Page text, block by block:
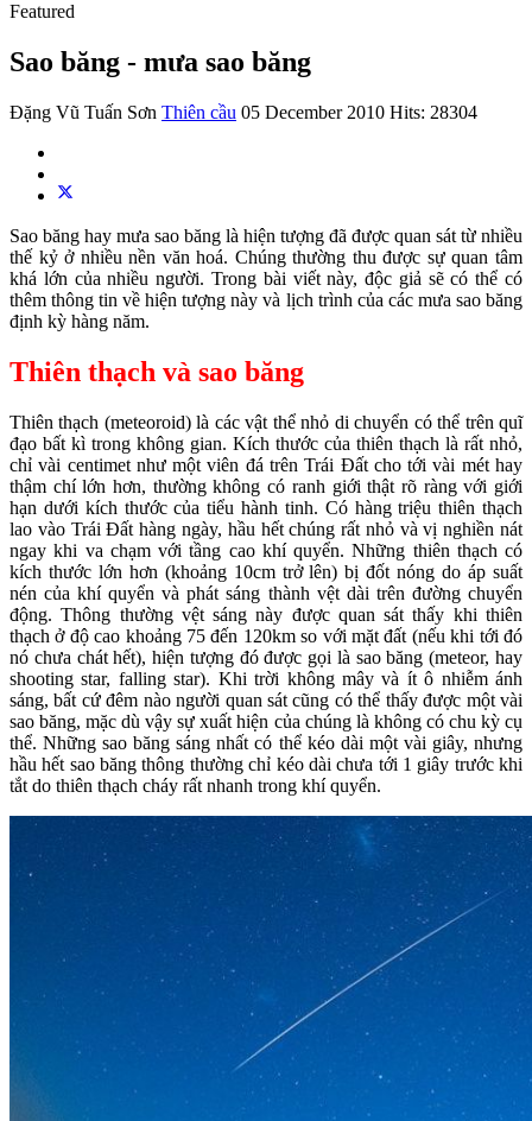
Featured
Sao băng - mưa sao băng
Đặng Vũ Tuấn Sơn Thiên cầu 05 December 2010 Hits: 28304
Sao băng hay mưa sao băng là hiện tượng đã được quan sát từ nhiều
thế kỷ ở nhiều nền văn hoá. Chúng thường thu được sự quan tâm
khá lớn của nhiều người. Trong bài viết này, độc giả sẽ có thể có
thêm thông tin về hiện tượng này và lịch trình của các mưa sao băng
định kỳ hàng năm.
Thiên thạch và sao băng
Thiên thạch (meteoroid) là các vật thể nhỏ di chuyển có thể trên quĩ
đạo bất kì trong không gian. Kích thước của thiên thạch là rất nhỏ,
chỉ vài centimet như một viên đá trên Trái Đất cho tới vài mét hay
thậm chí lớn hơn, thường không có ranh giới thật rõ ràng với giới
hạn dưới kích thước của tiểu hành tinh. Có hàng triệu thiên thạch
lao vào Trái Đất hàng ngày, hầu hết chúng rất nhỏ và vị nghiền nát
ngay khi va chạm với tầng cao khí quyển. Những thiên thạch có
kích thước lớn hơn (khoảng 10cm trở lên) bị đốt nóng do áp suất
nén của khí quyển và phát sáng thành vệt dài trên đường chuyển
động. Thông thường vệt sáng này được quan sát thấy khi thiên
thạch ở độ cao khoảng 75 đến 120km so với mặt đất (nếu khi tới đó
nó chưa chát hết), hiện tượng đó được gọi là sao băng (meteor, hay
shooting star, falling star). Khi trời không mây và ít ô nhiễm ánh
sáng, bất cứ đêm nào người quan sát cũng có thể thấy được một vài
sao băng, mặc dù vậy sự xuất hiện của chúng là không có chu kỳ cụ
thể. Những sao băng sáng nhất có thể kéo dài một vài giây, nhưng
hầu hết sao băng thông thường chỉ kéo dài chưa tới 1 giây trước khi
tắt do thiên thạch cháy rất nhanh trong khí quyển.